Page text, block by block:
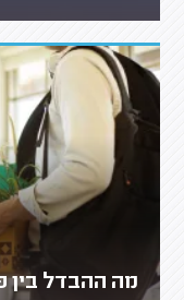
מה ההבדל בין